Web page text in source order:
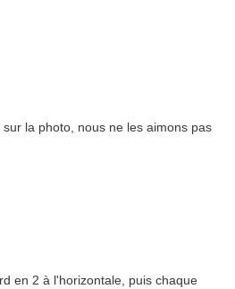
la photo, nous ne les aimons pas
en 2 à l'horizontale, puis chaque